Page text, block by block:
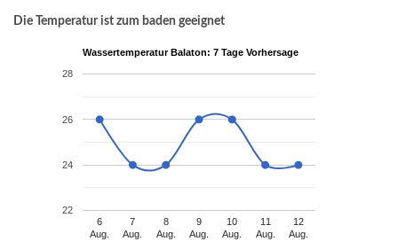
Die Temperatur ist zum baden geeignet
Wassertemperatur Balaton: 7 Tage Vorhersage
6
Aug.
7
Aug.
8
Aug.
9
Aug.
10
Aug.
11
Aug.
12
Aug.
22
24
26
28